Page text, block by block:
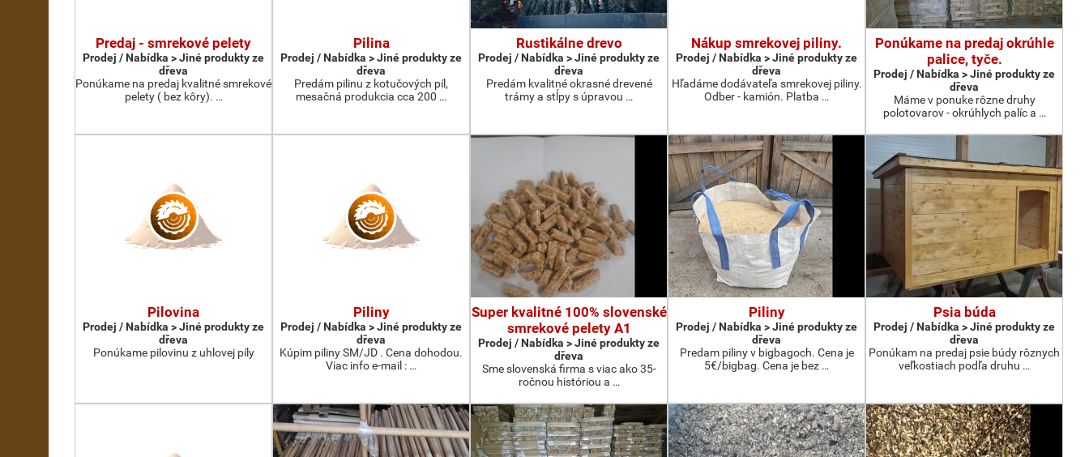
Predaj - smrekové pelety
Prodej / Nabídka > Jiné produkty ze
dřeva
Ponúkame na predaj kvalitné smrekové
pelety ( bez kôry). …
Pilina
Prodej / Nabídka > Jiné produkty ze
dřeva
Predám pilinu z kotučových píl,
mesačná produkcia cca 200 …
Rustikálne drevo
Prodej / Nabídka > Jiné produkty ze
dřeva
Predám kvalitné okrasné drevené
trámy a stĺpy s úpravou …
Nákup smrekovej piliny.
Prodej / Nabídka > Jiné produkty ze
dřeva
Hľadáme dodávateľa smrekovej piliny.
Odber - kamión. Platba …
Ponúkame na predaj okrúhle
palice, tyče.
Prodej / Nabídka > Jiné produkty ze
dřeva
Máme v ponuke rôzne druhy
polotovarov - okrúhlych palíc a …
Pilovina
Prodej / Nabídka > Jiné produkty ze
dřeva
Ponúkame pilovinu z uhlovej píly
Piliny
Prodej / Nabídka > Jiné produkty ze
dřeva
Kúpim piliny SM/JD . Cena dohodou.
Viac info e-mail : …
Super kvalitné 100% slovenské
smrekové pelety A1
Prodej / Nabídka > Jiné produkty ze
dřeva
Sme slovenská firma s viac ako 35-
ročnou históriou a …
Piliny
Prodej / Nabídka > Jiné produkty ze
dřeva
Predam piliny v bigbagoch. Cena je
5€/bigbag. Cena je bez …
Psia búda
Prodej / Nabídka > Jiné produkty ze
dřeva
Ponúkam na predaj psie búdy rôznych
veľkostiach podľa druhu …